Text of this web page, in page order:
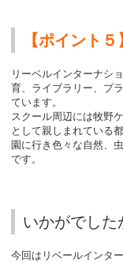
【ポイント
リーベルインターナシ
育、ライブラリー、プ
ています。
スクール周辺には牧野
として親しまれている
園に行き色々な自然、
です。
いかがでした
今回はリベールインタ